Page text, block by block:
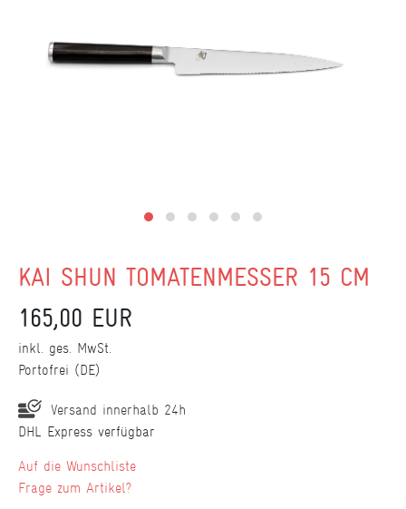
KAI SHUN TOMATENMESSER 15 CM
165,00 EUR
inkl. ges. MwSt.
Portofrei (DE)
Versand innerhalb 24h
DHL Express verfügbar
Wunschliste
Frage zum Artikel?